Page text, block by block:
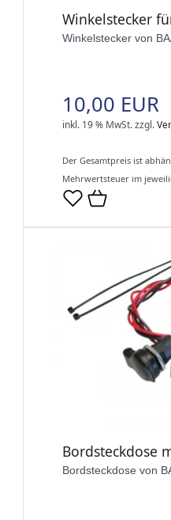
Winkelstecker
Winkelstecker von
10,00 EUR
inkl. 19 % MwSt.zzgl.
Der Gesamtpreis ist
Mehrwertsteuer im
Bordsteckdose
Bordsteckdose von